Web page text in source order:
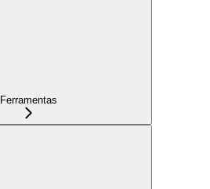
Ferramentas